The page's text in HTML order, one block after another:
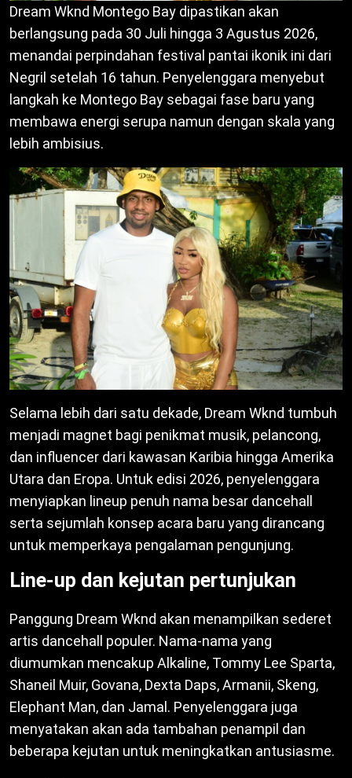
Dream Wknd Montego Bay dipastikan akan
berlangsung pada 30 Juli hingga 3 Agustus 2026,
menandai perpindahan festival pantai ikonik ini dari
Negril setelah 16 tahun. Penyelenggara menyebut
langkah ke Montego Bay sebagai fase baru yang
membawa energi serupa namun dengan skala yang
lebih ambisius.
Selama lebih dari satu dekade, Dream Wknd tumbuh
menjadi magnet bagi penikmat musik, pelancong,
dan influencer dari kawasan Karibia hingga Amerika
Utara dan Eropa. Untuk edisi 2026, penyelenggara
menyiapkan lineup penuh nama besar dancehall
serta sejumlah konsep acara baru yang dirancang
untuk memperkaya pengalaman pengunjung.
Line-up dan kejutan pertunjukan
Panggung Dream Wknd akan menampilkan sederet
artis dancehall populer. Nama-nama yang
diumumkan mencakup Alkaline, Tommy Lee Sparta,
Shaneil Muir, Govana, Dexta Daps, Armanii, Skeng,
Elephant Man, dan Jamal. Penyelenggara juga
menyatakan akan ada tambahan penampil dan
beberapa kejutan untuk meningkatkan antusiasme.